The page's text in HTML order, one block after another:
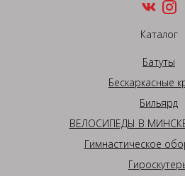
Каталог
Батуты
Бескаркасные
Бильярд
ВЕЛОСИПЕДЫ В
Гимнастическое